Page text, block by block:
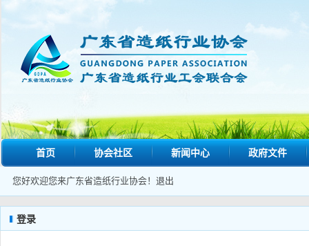
首页 协会社区 新闻中心 政府文件
您好欢迎您来广东省造纸行业协会！ 退出
登录